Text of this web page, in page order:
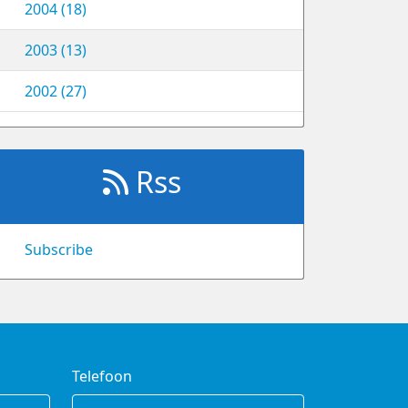
2004 (18)
2003 (13)
2002 (27)
Rss
Subscribe
Telefoon